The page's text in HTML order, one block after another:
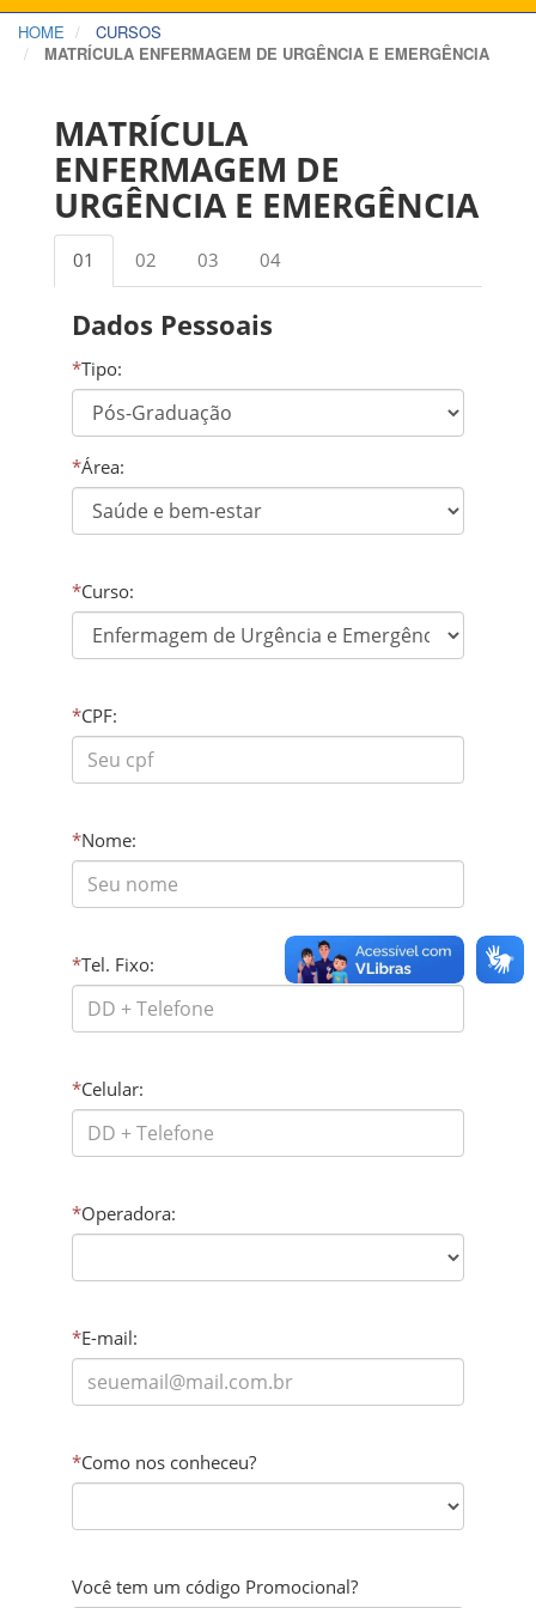
HOME
CURSOS
MATRÍCULA ENFERMAGEM DE URGÊNCIA E EMERGÊNCIA
MATRÍCULA
ENFERMAGEM DE
URGÊNCIA E EMERGÊNCIA
01 02 03 04
Dados Pessoais
*Tipo:
*Área:
*Curso:
*CPF:
*Nome:
*Tel. Fixo:
*Celular:
*Operadora:
*E-mail:
*Como nos conheceu?
Você tem um código Promocional?